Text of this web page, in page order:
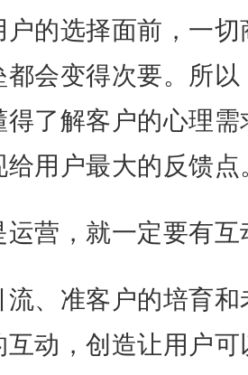
户的选择面前，一
都会变得次要。所
得了解客户的心理
给用户最大的反馈点
运营，就一定要有互
流、准客户的培育
互动，创造让用户